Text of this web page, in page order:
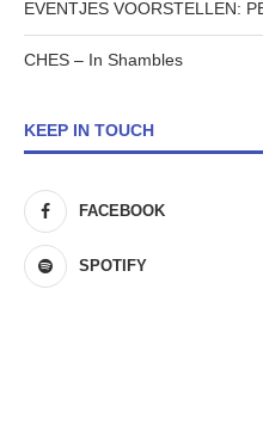
EVENTJES VOORSTELLEN:
CHES – In Shambles
KEEP IN TOUCH
FACEBOOK
SPOTIFY